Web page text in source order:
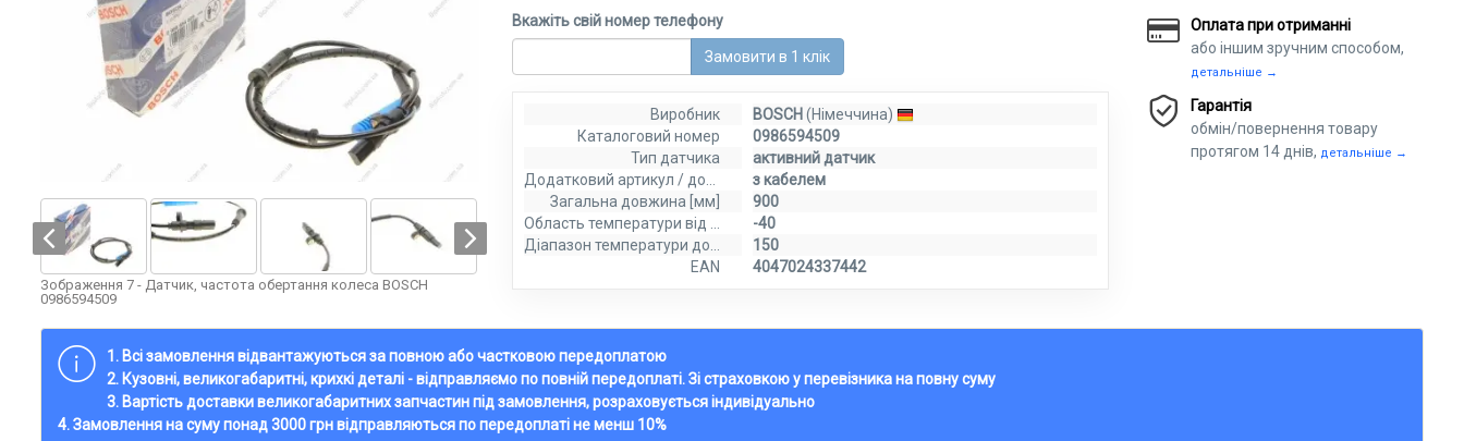
Зображення 7 - Датчик, частота обертання колеса BOSCH
0986594509
Вкажіть свій номер телефону
Замовити в 1 клік
Виробник BOSCH(Німеччина)
Каталоговий номер
0986594509
Тип датчика
активний датчик
з кабелем
Загальна довжина [мм]
900
-40
150
EAN
4047024337442
Оплата при отриманні
або іншим зручним способом,
детальніше →
Гарантія
обмін/повернення товару
протягом 14 днів, детальніше →
1. Всі замовлення відвантажуються за повною або частковою передоплатою
2. Кузовні, великогабаритні, крихкі деталі - відправляємо по повній передоплаті. Зі страховкою у перевізника на повну суму
3. Вартість доставки великогабаритних запчастин під замовлення, розраховується індивідуально
4. Замовлення на суму понад 3000 грн відправляються по передоплаті не менш 10%